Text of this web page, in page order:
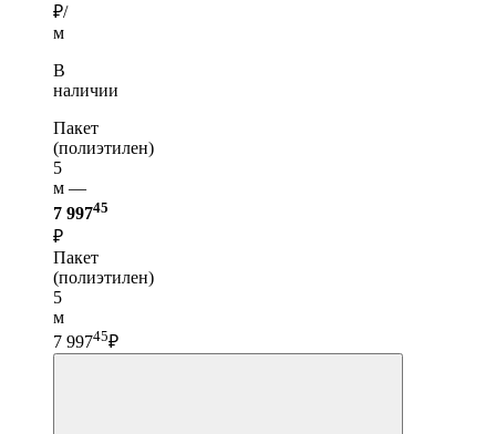
₽/
м
В
наличии
Пакет
(полиэтилен)
5
м —
7 99745
₽
Пакет
(полиэтилен)
5
м
7 99745₽